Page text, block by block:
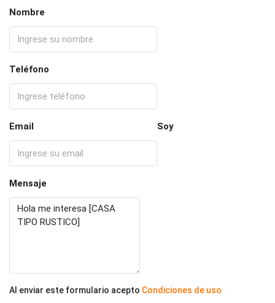
Nombre
Teléfono
Email Soy
Mensaje
Al enviar este formulario acepto Condiciones de uso